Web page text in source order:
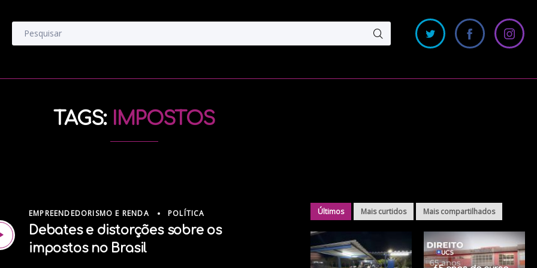
TAGS: IMPOSTOS
EMPREENDEDORISMO E RENDA POLÍTICA
Debates e distorções sobre os
impostos no Brasil
Últimos Mais curtidos Mais compartilhados